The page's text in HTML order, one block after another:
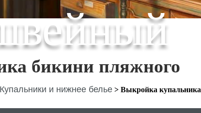
бикини пляжного
Купальники и нижнее белье > Выкройка купальника